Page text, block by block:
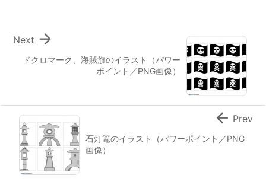
ドクロマーク、海賊旗のイラスト（パワー
ポイント／PNG画像）

Next
石灯篭のイラスト（パワーポイント／PNG
画像）
 Prev